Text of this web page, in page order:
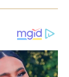
Virtual
พร้อมเผยโฉม
ที่ 4 กุมภาพันธ์
ที่